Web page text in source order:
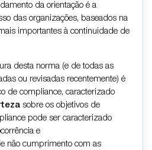
da orientação é a
das organizações, baseados na
importantes à continuidade de
desta norma (e de todas as
ou revisadas recentemente) é
de compliance, caracterizado
sobre os objetivos de
pode ser caracterizado
e
não cumprimento com as